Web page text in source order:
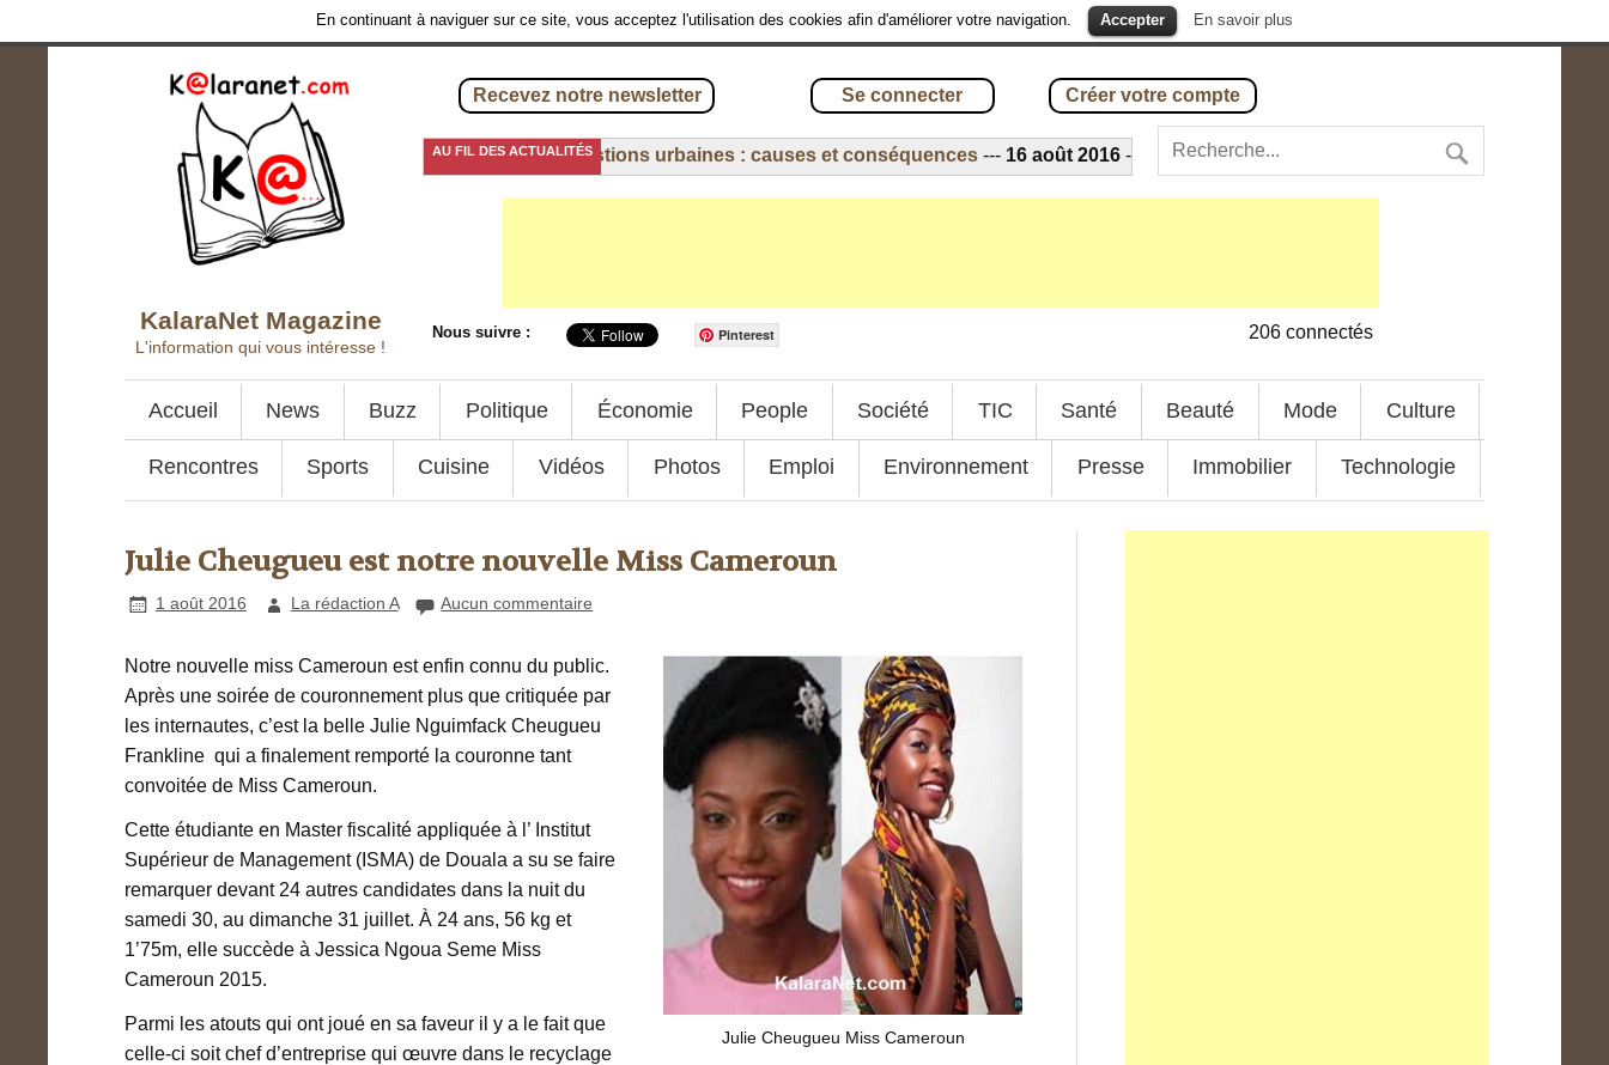
En continuant à naviguer sur ce site, vous acceptez l'utilisation des cookies afin d'améliorer votre navigation. Accepter En savoir plus
KalaraNet Magazine
L'information qui vous intéresse !
Recevez notre newsletter Se connecter Créer votre compte
AU FIL DES ACTUALITÉS
20 juillet 2016-Congestions urbaines : causes et conséquences---16 août 2016-Élevage des crevettes : comment ça marche ?
Nous suivre : Pinterest 206connectés
Accueil News Buzz Politique Économie People Société TIC Santé Beauté Mode Culture
Rencontres Sports Cuisine Vidéos Photos Emploi Environnement Presse Immobilier Technologie
Julie Cheugueu est notre nouvelle Miss Cameroun
1 août 2016 La rédaction A Aucun commentaire
Julie Cheugueu Miss Cameroun
Notre nouvelle miss Cameroun est enfin connu du public.
Après une soirée de couronnement plus que critiquée par
les internautes, c’est la belle Julie Nguimfack Cheugueu
Frankline qui a finalement remporté la couronne tant
convoitée de Miss Cameroun.
Cette étudiante en Master fiscalité appliquée à l’ Institut
Supérieur de Management (ISMA) de Douala a su se faire
remarquer devant 24 autres candidates dans la nuit du
samedi 30, au dimanche 31 juillet. À 24 ans, 56 kg et
1’75m, elle succède à Jessica Ngoua Seme Miss
Cameroun 2015.
Parmi les atouts qui ont joué en sa faveur il y a le fait que
celle-ci soit chef d’entreprise qui œuvre dans le recyclage